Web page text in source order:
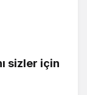
sizler için